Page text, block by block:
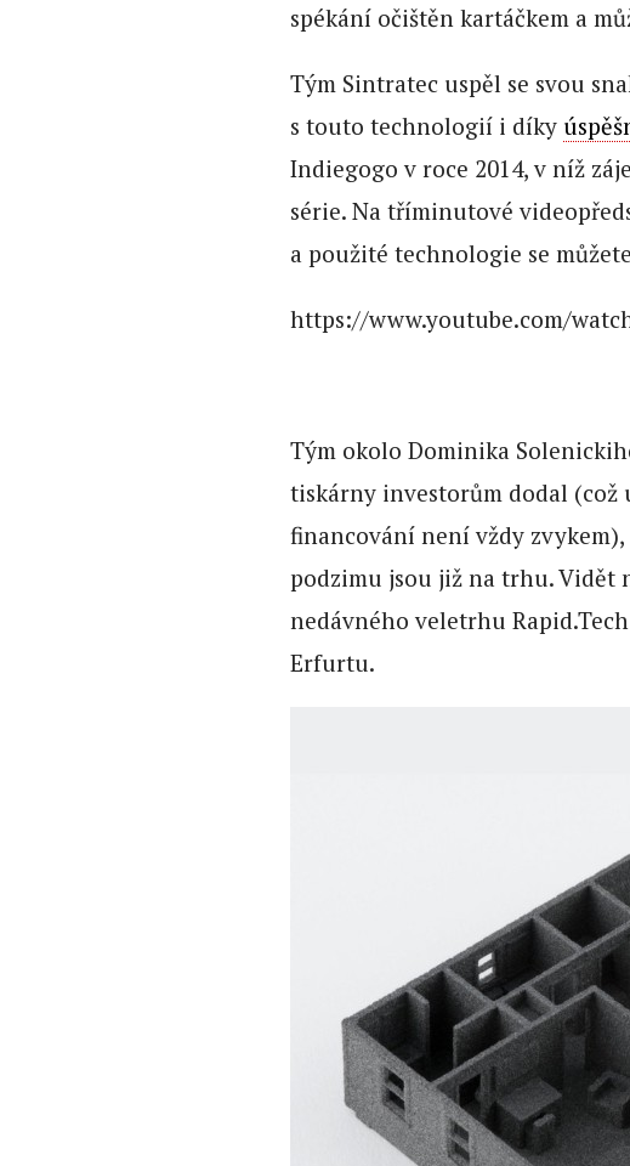
spékání očištěn kartáčkem a
Tým Sintratec uspěl se svou
s touto technologií i díky
Indiegogo v roce 2014, v níž
série. Na tříminutové
a použité technologie se
https://www.youtube.com/
Tým okolo Dominika
tiskárny investorům dodal
financování není vždy
podzimu jsou již na trhu. Vidět
nedávného veletrhu
Erfurtu.